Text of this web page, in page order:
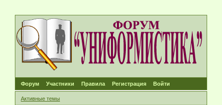
Форум Участники Правила Регистрация Войти
Активные темы